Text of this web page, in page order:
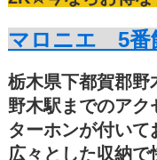
マロニエ 5番
栃木県下都賀郡野
野木駅までのア
ターホンが付いて
広々とした収納